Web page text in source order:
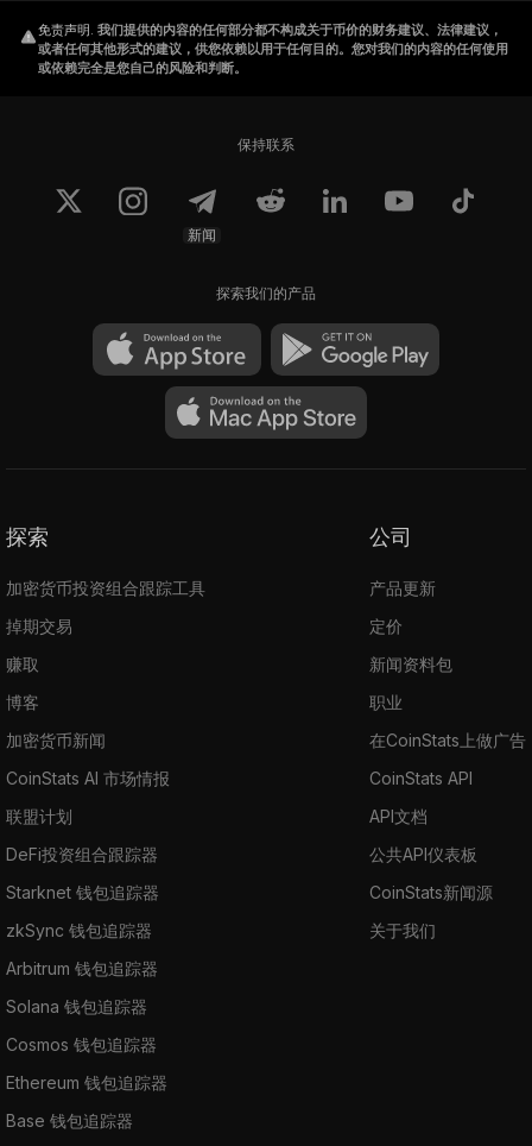
免责声明. 我们提供的内容的任何部分都不构成关于币价的财务建议、法律建议，
或者任何其他形式的建议，供您依赖以用于任何目的。您对我们的内容的任何使用
或依赖完全是您自己的风险和判断。
保持联系
新闻
探索我们的产品
探索
加密货币投资组合跟踪工具
掉期交易
赚取
博客
加密货币新闻
CoinStats AI 市场情报
联盟计划
DeFi投资组合跟踪器
Starknet 钱包追踪器
zkSync 钱包追踪器
Arbitrum 钱包追踪器
Solana 钱包追踪器
Cosmos 钱包追踪器
Ethereum 钱包追踪器
Base 钱包追踪器
公司
产品更新
定价
新闻资料包
职业
在CoinStats上做广告
CoinStats API
API文档
公共API仪表板
CoinStats新闻源
关于我们